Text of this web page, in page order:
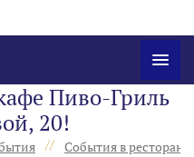
Пиво-Гриль
20!
// События в